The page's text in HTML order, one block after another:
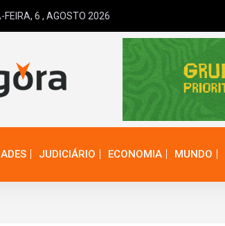
FEIRA, 6 , AGOSTO 2026
JUDICIÁRIO ECONOMIA MUNDO